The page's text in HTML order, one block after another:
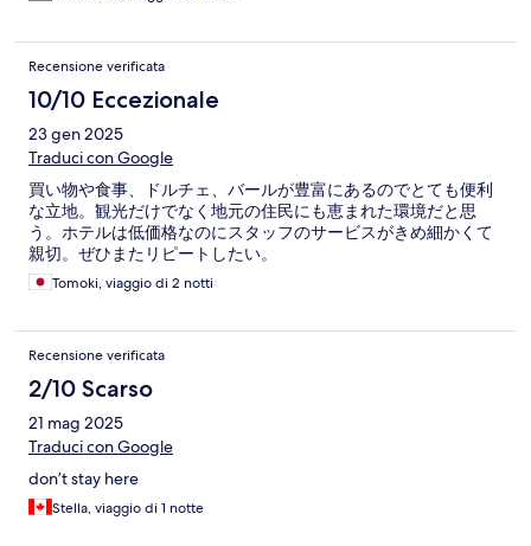
Recensione verificata
10/10 Eccezionale
23 gen 2025
Traduci con Google
買い物や食事、ドルチェ、バールが豊富にあるのでとても便利
な立地。観光だけでなく地元の住民にも恵まれた環境だと思
う。ホテルは低価格なのにスタッフのサービスがきめ細かくて
親切。ぜひまたリピートしたい。
Tomoki, viaggio di 2 notti
Recensione verificata
2/10 Scarso
21 mag 2025
Traduci con Google
don’t stay here
Stella, viaggio di 1 notte